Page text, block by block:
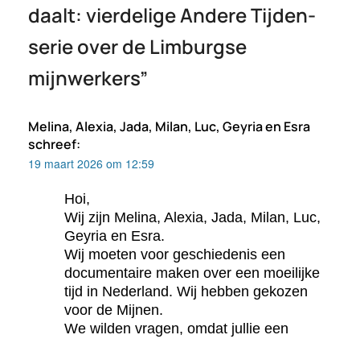
daalt: vierdelige Andere Tijden-
serie over de Limburgse
mijnwerkers”
Melina, Alexia, Jada, Milan, Luc, Geyria en Esra
schreef:
19 maart 2026 om 12:59
Hoi,
Wij zijn Melina, Alexia, Jada, Milan, Luc,
Geyria en Esra.
Wij moeten voor geschiedenis een
documentaire maken over een moeilijke
tijd in Nederland. Wij hebben gekozen
voor de Mijnen.
We wilden vragen, omdat jullie een